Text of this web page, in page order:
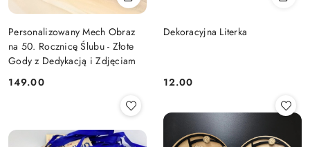
Personalizowany Mech Obraz
na 50. Rocznicę Ślubu - Złote
Gody z Dedykacją i Zdjęciam
Cena:
149.00
Dekoracyjna Literka
Cena:
12.00